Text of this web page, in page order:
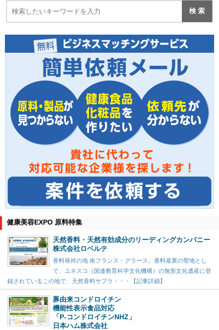
健康美容EXPO 原料特集
天然香料・天然有効成分のリーディングカンパニー
株式会社ロベルテ
香料発祥の地 南フランス・グラース。香料産業の聖地とし
て、ユネスコ（国連教育科学文化機構）の無形文化遺産に登
録されているこの地で、天然香料サプラ・・・【記事詳細】
豚由来コンドロイチン
機能性表示食品対応
「P-コンドロイチンNHZ」
日本ハム株式会社